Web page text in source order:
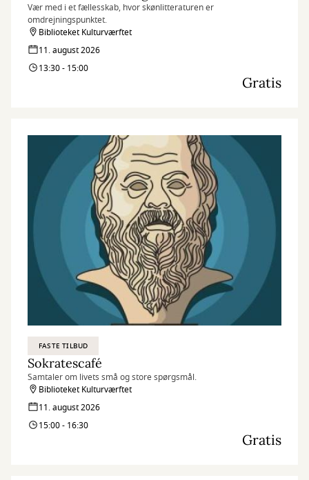
Vær med i et fællesskab, hvor skønlitteraturen er
omdrejningspunktet.
Biblioteket Kulturværftet
11. august 2026
13:30 - 15:00
Gratis
FASTE TILBUD
Sokratescafé
Samtaler om livets små og store spørgsmål.
Biblioteket Kulturværftet
11. august 2026
15:00 - 16:30
Gratis